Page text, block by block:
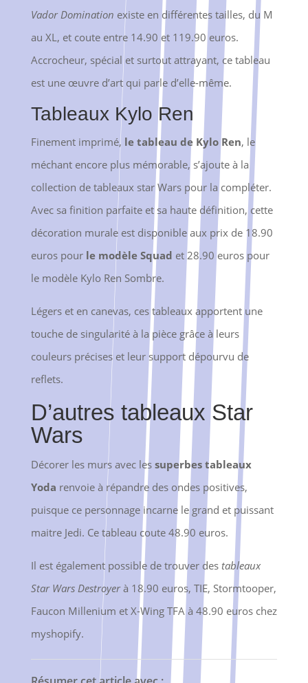
Vador Domination existe en différentes tailles, du M
au XL, et coute entre 14.90 et 119.90 euros.
Accrocheur, spécial et surtout attrayant, ce tableau
est une œuvre d’art qui parle d’elle-même.
Tableaux Kylo Ren
Finement imprimé, le tableau de Kylo Ren, le
méchant encore plus mémorable, s’ajoute à la
collection de tableaux star Wars pour la compléter.
Avec sa finition parfaite et sa haute définition, cette
décoration murale est disponible aux prix de 18.90
euros pour le modèle Squad et 28.90 euros pour
le modèle Kylo Ren Sombre.
Légers et en canevas, ces tableaux apportent une
touche de singularité à la pièce grâce à leurs
couleurs précises et leur support dépourvu de
reflets.
D’autres tableaux Star
Wars
Décorer les murs avec les superbes tableaux
Yoda renvoie à répandre des ondes positives,
puisque ce personnage incarne le grand et puissant
maitre Jedi. Ce tableau coute 48.90 euros.
Il est également possible de trouver des tableaux
Star Wars Destroyerà 18.90 euros, TIE, Stormtooper,
Faucon Millenium et X-Wing TFA à 48.90 euros chez
myshopify.